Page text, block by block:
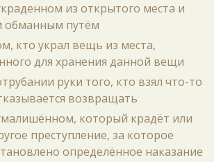
из открытого места и
обманным путём
кто украл вещь из места,
для хранения данной вещи
руки того, кто взял что-то
возвращать
который крадёт или
преступление, за которое
определённое наказание